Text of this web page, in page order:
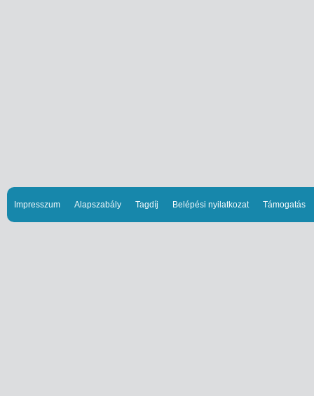
Impresszum Alapszabály Tagdíj Belépési nyilatkozat Támogatás